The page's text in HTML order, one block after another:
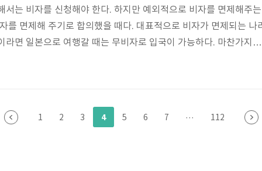
서는 비자를 신청해야 한다. 하지만 예외적으로 비자를 면제해주는
를 면제해 주기로 합의했을 때다. 대표적으로 비자가 면제되는 나
라면 일본으로 여행갈 때는 무비자로 입국이 가능하다. 마찬가지로
이 입국하면 안 될까? 절대 안 된다. 무비자로 미국 여행을 하려면
국 전 미리 ..
1 2 3 4 5 6 7 ··· 112